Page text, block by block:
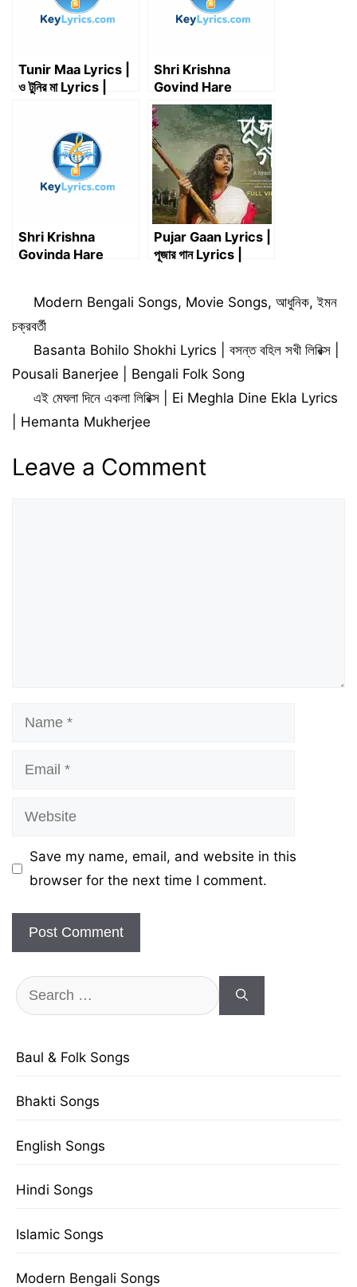
Tunir Maa Lyrics |
ও টুনির মা Lyrics |
Shri Krishna
Govind Hare
Murari Lyrics | श्री
कृष्ण गोविंद हरे मुरारे
Lyrics | শ্রীকৃষ্ণ গোবিন্দ
হরে মুরারি Lyrics
Shri Krishna
Govinda Hare
Pujar Gaan Lyrics |
পূজার গান Lyrics |
Categories
Modern Bengali Songs, Movie Songs,আধুনিক,ইমন
চক্রবর্তী
Basanta Bohilo Shokhi Lyrics | বসন্ত বহিল সখী লিরিক্স |
Pousali Banerjee | Bengali Folk Song
এই মেঘলা দিনে একলা লিরিক্স | Ei Meghla Dine Ekla Lyrics
| Hemanta Mukherjee
Leave a Comment
Name
Email
Website
Save my name, email, and website in this
browser for the next time I comment.
Search
for:
Baul & Folk Songs
Bhakti Songs
English Songs
Hindi Songs
Islamic Songs
Modern Bengali Songs